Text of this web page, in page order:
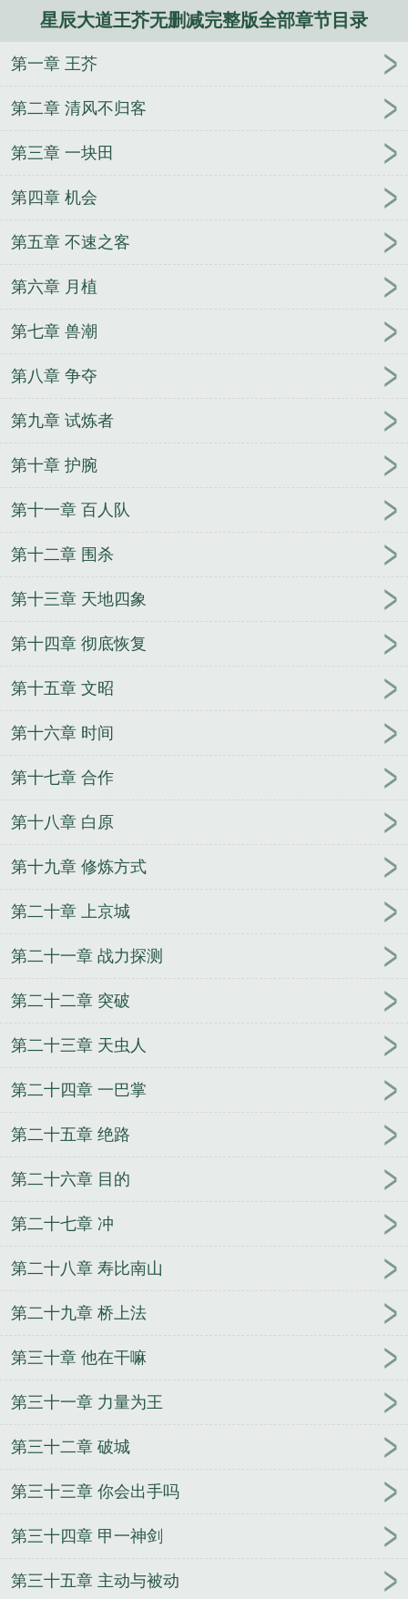
星辰大道王芥无删减完整版全部章节目录
第一章 王芥
第二章 清风不归客
第三章 一块田
第四章 机会
第五章 不速之客
第六章 月植
第七章 兽潮
第八章 争夺
第九章 试炼者
第十章 护腕
第十一章 百人队
第十二章 围杀
第十三章 天地四象
第十四章 彻底恢复
第十五章 文昭
第十六章 时间
第十七章 合作
第十八章 白原
第十九章 修炼方式
第二十章 上京城
第二十一章 战力探测
第二十二章 突破
第二十三章 天虫人
第二十四章 一巴掌
第二十五章 绝路
第二十六章 目的
第二十七章 冲
第二十八章 寿比南山
第二十九章 桥上法
第三十章 他在干嘛
第三十一章 力量为王
第三十二章 破城
第三十三章 你会出手吗
第三十四章 甲一神剑
第三十五章 主动与被动